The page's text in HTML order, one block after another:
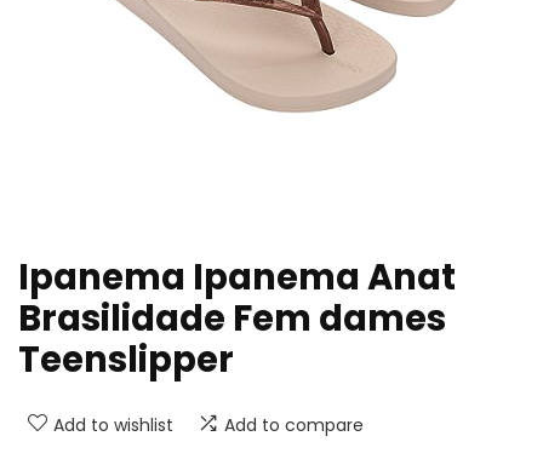
Ipanema Ipanema Anat
Brasilidade Fem dames
Teenslipper
Add to wishlist Add to compare